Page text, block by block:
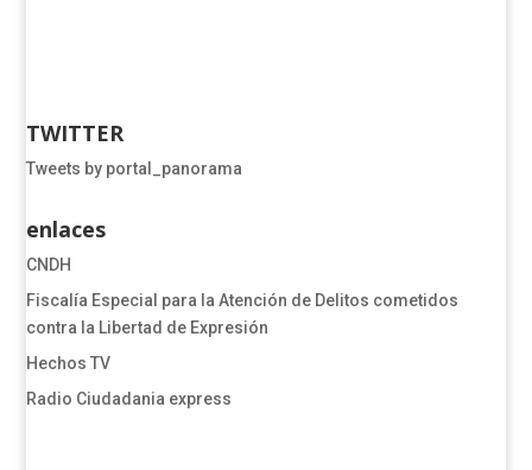
TWITTER
Tweets by portal_panorama
enlaces
CNDH
​​​​​​​​​​​​Fiscalía Especial para la Atención de Delitos cometidos
contra la Libertad de Expresión​
Hechos TV
Radio Ciudadania express